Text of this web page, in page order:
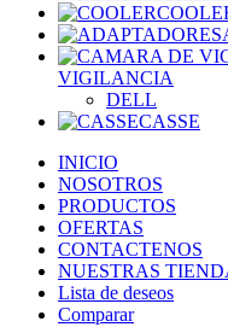
VIGILANCIA
DELL
CASSE
INICIO
NOSOTROS
PRODUCTOS
OFERTAS
CONTACTENOS
NUESTRAS
Lista de deseos
Comparar